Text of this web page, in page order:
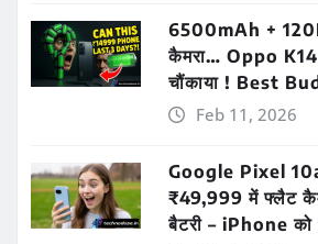
6500mAh +
कैमरा… Oppo
चौंकाया ! Best
Feb 11, 2026
Google Pixel
₹49,999 में फ्लैट
बैटरी – iPhone